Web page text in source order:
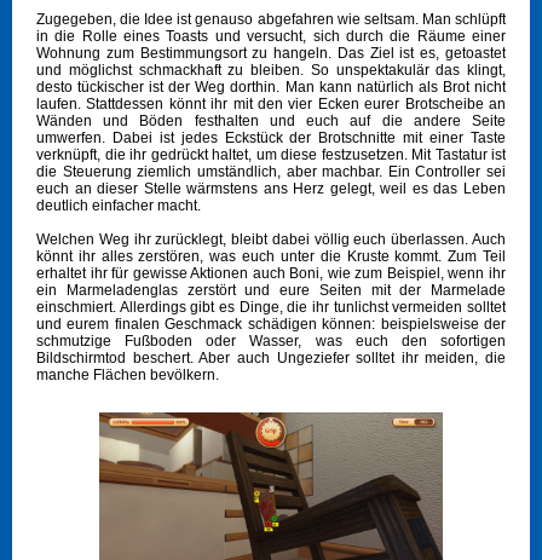
Zugegeben, die Idee ist genauso abgefahren wie seltsam. Man schlüpft
in die Rolle eines Toasts und versucht, sich durch die Räume einer
Wohnung zum Bestimmungsort zu hangeln. Das Ziel ist es, getoastet
und möglichst schmackhaft zu bleiben. So unspektakulär das klingt,
desto tückischer ist der Weg dorthin. Man kann natürlich als Brot nicht
laufen. Stattdessen könnt ihr mit den vier Ecken eurer Brotscheibe an
Wänden und Böden festhalten und euch auf die andere Seite
umwerfen. Dabei ist jedes Eckstück der Brotschnitte mit einer Taste
verknüpft, die ihr gedrückt haltet, um diese festzusetzen. Mit Tastatur ist
die Steuerung ziemlich umständlich, aber machbar. Ein Controller sei
euch an dieser Stelle wärmstens ans Herz gelegt, weil es das Leben
deutlich einfacher macht.
Welchen Weg ihr zurücklegt, bleibt dabei völlig euch überlassen. Auch
könnt ihr alles zerstören, was euch unter die Kruste kommt. Zum Teil
erhaltet ihr für gewisse Aktionen auch Boni, wie zum Beispiel, wenn ihr
ein Marmeladenglas zerstört und eure Seiten mit der Marmelade
einschmiert. Allerdings gibt es Dinge, die ihr tunlichst vermeiden solltet
und eurem finalen Geschmack schädigen können: beispielsweise der
schmutzige Fußboden oder Wasser, was euch den sofortigen
Bildschirmtod beschert. Aber auch Ungeziefer solltet ihr meiden, die
manche Flächen bevölkern.